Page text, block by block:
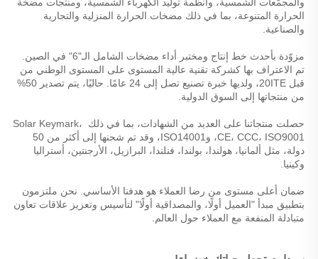
والصناعية.
من منتجاتها إلى السوق الدولية.
حصلت منتجاتنا على العديد من الشهادات، بما في ذلك Solar Keymark،
وكينيا.
متبادلة المنفعة مع العملاء حول العالم.